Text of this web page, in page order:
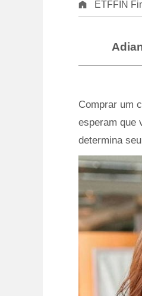
ETFFIN
Comprar um
esperam que
determina